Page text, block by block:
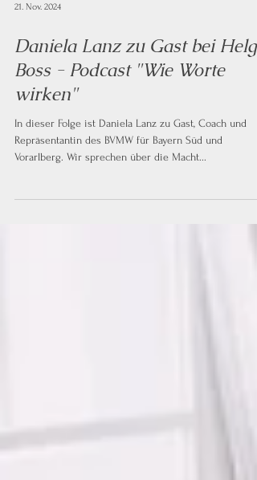
21. Nov. 2024
Daniela Lanz zu Gast bei Helga
Boss - Podcast "Wie Worte
wirken"
In dieser Folge ist Daniela Lanz zu Gast, Coach und